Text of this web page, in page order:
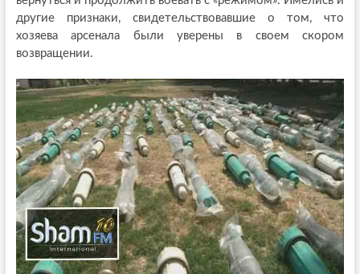
другие признаки, свидетельствовавшие о том, что
хозяева арсенала были уверены в своем скором
возвращении.